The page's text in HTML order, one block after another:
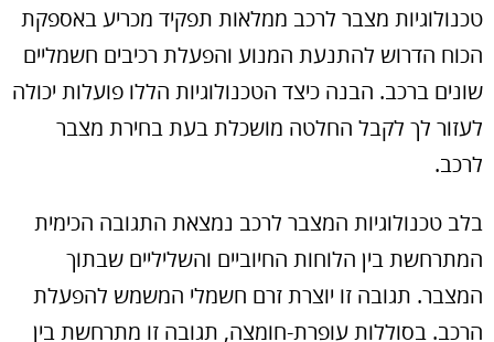
טכנולוגיות מצבר לרכב ממלאות תפקיד מכריע באספקת
הכוח הדרוש להתנעת המנוע והפעלת רכיבים חשמליים
שונים ברכב. הבנה כיצד הטכנולוגיות הללו פועלות יכולה
לעזור לך לקבל החלטה מושכלת בעת בחירת מצבר
לרכב.
בלב טכנולוגיות המצבר לרכב נמצאת התגובה הכימית
המתרחשת בין הלוחות החיוביים והשליליים שבתוך
המצבר. תגובה זו יוצרת זרם חשמלי המשמש להפעלת
הרכב. בסוללות עופרת-חומצה, תגובה זו מתרחשת בין